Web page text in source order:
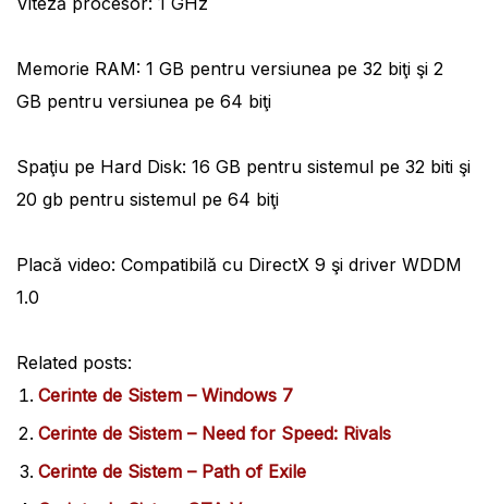
Memorie RAM: 1 GB pentru versiunea pe 32 biţi şi 2
GB pentru versiunea pe 64 biţi
Spaţiu pe Hard Disk: 16 GB pentru sistemul pe 32 biti şi
20 gb pentru sistemul pe 64 biţi
Placă video: Compatibilă cu DirectX 9 şi driver WDDM
1.0
Related posts:
Cerinte de Sistem – Windows 7
Cerinte de Sistem – Need for Speed: Rivals
Cerinte de Sistem – Path of Exile